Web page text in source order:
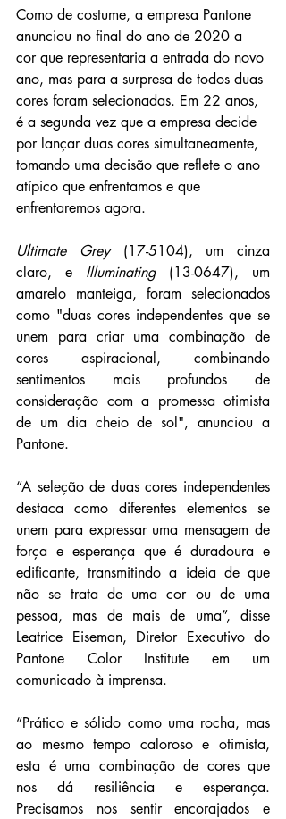
Como de costume, a empresa Pantone
anunciou no final do ano de 2020 a
cor que representaria a entrada do novo
ano, mas para a surpresa de todos duas
cores foram selecionadas. Em 22 anos,
é a segunda vez que a empresa decide
por lançar duas cores simultaneamente,
tomando uma decisão que reflete o ano
atípico que enfrentamos e que
enfrentaremos agora.
Ultimate Grey (17-5104), um cinza
claro, e Illuminating (13-0647), um
amarelo manteiga, foram selecionados
como "duas cores independentes que se
unem para criar uma combinação de
cores aspiracional, combinando
sentimentos mais profundos de
consideração com a promessa otimista
de um dia cheio de sol", anunciou a
Pantone.
“A seleção de duas cores independentes
destaca como diferentes elementos se
unem para expressar uma mensagem de
força e esperança que é duradoura e
edificante, transmitindo a ideia de que
não se trata de uma cor ou de uma
pessoa, mas de mais de uma”, disse
Leatrice Eiseman, Diretor Executivo do
Pantone Color Institute em um
comunicado à imprensa.
“Prático e sólido como uma rocha, mas
ao mesmo tempo caloroso e otimista,
esta é uma combinação de cores que
nos dá resiliência e esperança.
Precisamos nos sentir encorajados e